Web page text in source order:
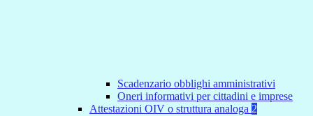
Scadenzario obblighi amministrativi
Oneri informativi per cittadini e imprese
Attestazioni OIV o struttura analoga 2